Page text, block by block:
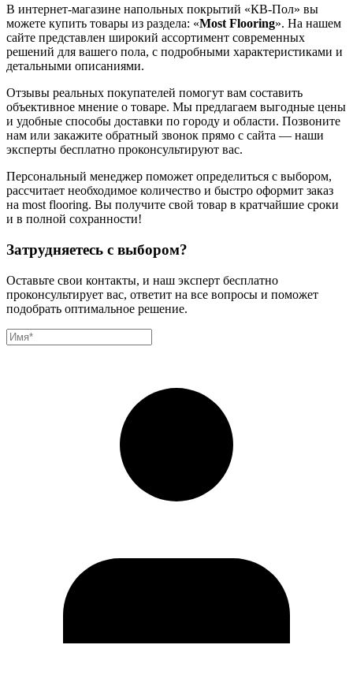
В интернет-магазине напольных покрытий «КВ-Пол» вы
можете купить товары из раздела: «Most Flooring». На нашем
сайте представлен широкий ассортимент современных
решений для вашего пола, с подробными характеристиками и
детальными описаниями.
Отзывы реальных покупателей помогут вам составить
объективное мнение о товаре. Мы предлагаем выгодные цены
и удобные способы доставки по городу и области. Позвоните
нам или закажите обратный звонок прямо с сайта — наши
эксперты бесплатно проконсультируют вас.
Персональный менеджер поможет определиться с выбором,
рассчитает необходимое количество и быстро оформит заказ
на most flooring. Вы получите свой товар в кратчайшие сроки
и в полной сохранности!
Затрудняетесь с выбором?
Оставьте свои контакты, и наш эксперт бесплатно
проконсультирует вас, ответит на все вопросы и поможет
подобрать оптимальное решение.